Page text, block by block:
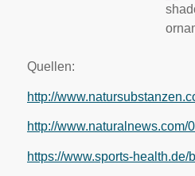
Quellen:
http://
http://www.naturalnews.com/
https://www.sports-health.de/